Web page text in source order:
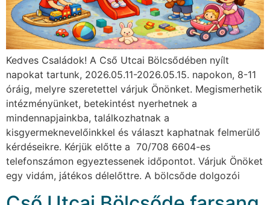
Kedves Családok! A Cső Utcai Bölcsődében nyílt
napokat tartunk, 2026.05.11-2026.05.15. napokon, 8-11
óráig, melyre szeretettel várjuk Önönket. Megismerhetik
intézményünket, betekintést nyerhetnek a
mindennapjainkba, találkozhatnak a
kisgyermeknevelőinkkel és választ kaphatnak felmerülő
kérdéseikre. Kérjük előtte a 70/708 6604-es
telefonszámon egyeztessenek időpontot. Várjuk Önöket
egy vidám, játékos délelőttre. A bölcsőde dolgozói